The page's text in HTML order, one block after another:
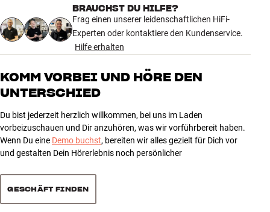
Pickup
Ortofon OM5e
Phonovorverstärker
Nein
Effektive Tonarmlänge
Effektive Armmasse
4 g
ENERGIE
normaler Gebrauch
4,5 watt
MASSE UND DESIGN
Modell / Variante
Gewicht (kg)
Gewicht der Verpackung (kg)
BRAUCHST DU HILFE?
Frag einen unserer leidenschaftlichen HiFi-
Experten oder kontaktiere den Kundenservice.
Hilfe erhalten
KOMM VORBEI UND HÖRE DEN
UNTERSCHIED
Du bist jederzeit herzlich willkommen, bei uns im Laden
vorbeizuschauen und Dir anzuhören, was wir vorführbereit haben.
Wenn Du eine Demo buchst, bereiten wir alles gezielt für Dich vor
und gestalten Dein Hörerlebnis noch persönlicher
GESCHÄFT FINDEN